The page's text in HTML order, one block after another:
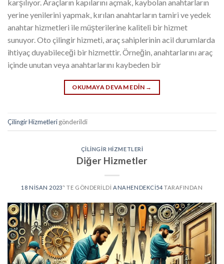
karşılıyor. Araçların kapılarını açmak, kaybolan anahtarların
yerine yenilerini yapmak, kırılan anahtarların tamiri ve yedek
anahtar hizmetleri ile müşterilerine kaliteli bir hizmet
sunuyor. Oto çilingir hizmeti, araç sahiplerinin acil durumlarda
ihtiyaç duyabileceği bir hizmettir. Örneğin, anahtarlarını araç
içinde unutan veya anahtarlarını kaybeden bir
OKUMAYA DEVAM EDIN →
Çilingir Hizmetlerigönderildi
ÇILINGIR HIZMETLERI
Diğer Hizmetler
18 NISAN 2023’' TE GÖNDERILDI ANAHENDEKCI54 TARAFINDAN